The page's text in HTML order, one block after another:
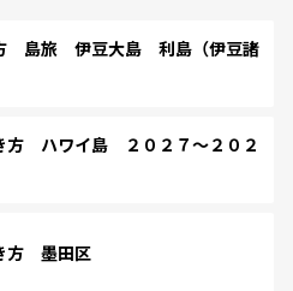
島旅 伊豆大島 利島（伊豆諸
方 ハワイ島 ２０２７～２０２
方 墨田区